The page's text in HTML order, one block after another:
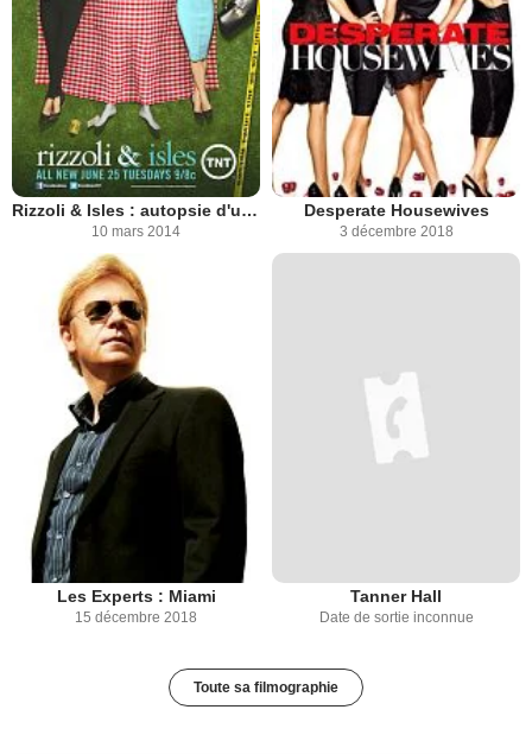
Rizzoli & Isles : autopsie d'un meurtre
10 mars 2014
Desperate Housewives
3 décembre 2018
Les Experts : Miami
15 décembre 2018
Tanner Hall
Date de sortie inconnue
Toute sa filmographie